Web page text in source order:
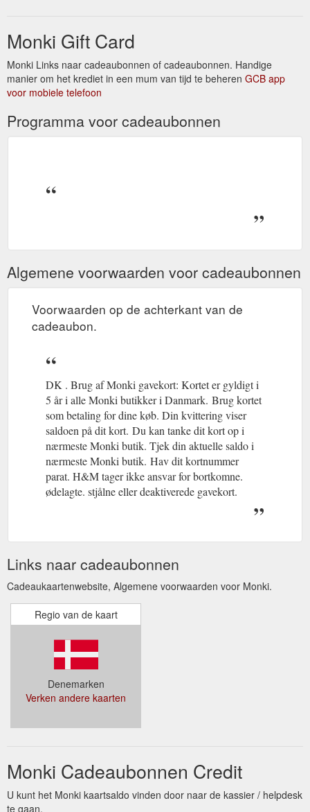
Monki Gift Card
Monki Links naar cadeaubonnen of cadeaubonnen. Handige
manier om het krediet in een mum van tijd te beheren GCB app
voor mobiele telefoon
Programma voor cadeaubonnen
Algemene voorwaarden voor cadeaubonnen
Voorwaarden op de achterkant van de
cadeaubon.
DK . Brug af Monki gavekort: Kortet er gyldigt i
5 år i alle Monki butikker i Danmark. (gcb.today#D2F4).
Brug kortet
som betaling for dine køb. Din kvittering viser
saldoen på dit kort. (gcb.today#597A).
Du kan tanke dit kort op i
nærmeste Monki butik. Tjek din aktuelle saldo i
nærmeste Monki butik. (gcb.today#6077).
Hav dit kortnummer
parat. H&M tager ikke ansvar for bortkomne.
ødelagte. stjålne eller deaktiverede gavekort.
Links naar cadeaubonnen
Cadeaukaartenwebsite, Algemene voorwaarden voor Monki.
Regio van de kaart
Denemarken
Verken andere kaarten
Monki Cadeaubonnen Credit
U kunt het Monki kaartsaldo vinden door naar de kassier / helpdesk
te gaan.